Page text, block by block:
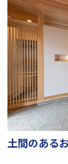
土間のある